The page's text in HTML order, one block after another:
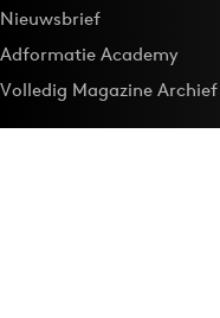
Nieuwsbrief
Adformatie Academy
Volledig Magazine Archief